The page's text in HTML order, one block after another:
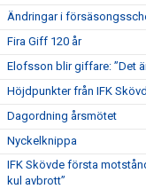
Ändringar i
Fira Giff 120 år
Elofsson blir giffare: ”Det
Höjdpunkter från IFK
Dagordning årsmötet
Nyckelknippa
IFK Skövde första
kul avbrott”